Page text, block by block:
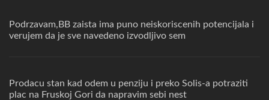
Podrzavam,BB zaista ima puno neiskoriscenih potencijala i
verujem da je sve navedeno izvodljivo sem
Prodacu stan kad odem u penziju i preko Solis-a potraziti
plac na Fruskoj Gori da napravim sebi nest